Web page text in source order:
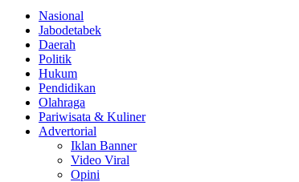
Nasional
Jabodetabek
Daerah
Politik
Hukum
Pendidikan
Olahraga
Pariwisata & Kuliner
Advertorial
Iklan Banner
Video Viral
Opini